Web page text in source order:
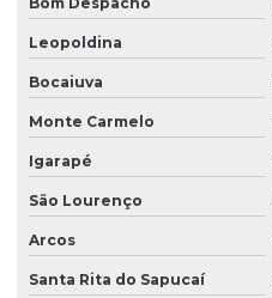
Leopoldina
Bocaiuva
Monte Carmelo
Igarapé
São Lourenço
Arcos
Santa Rita do Sapucaí